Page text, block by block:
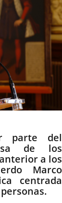
parte del
de los
a los
Marco
centrada